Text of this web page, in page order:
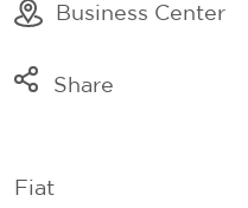
Business Center
Share
Fiat